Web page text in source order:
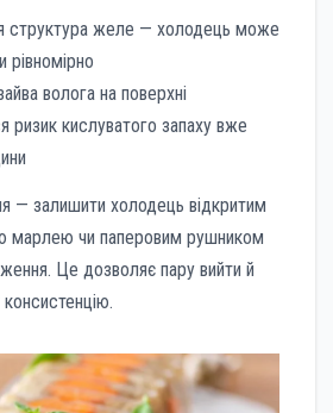
структура желе — холодець може
рівномірно
волога на поверхні
ризик кислуватого запаху вже
— залишити холодець відкритим
марлею чи паперовим рушником
Це дозволяє пару вийти й
консистенцію.